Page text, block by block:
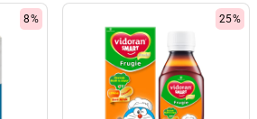
8% 25%